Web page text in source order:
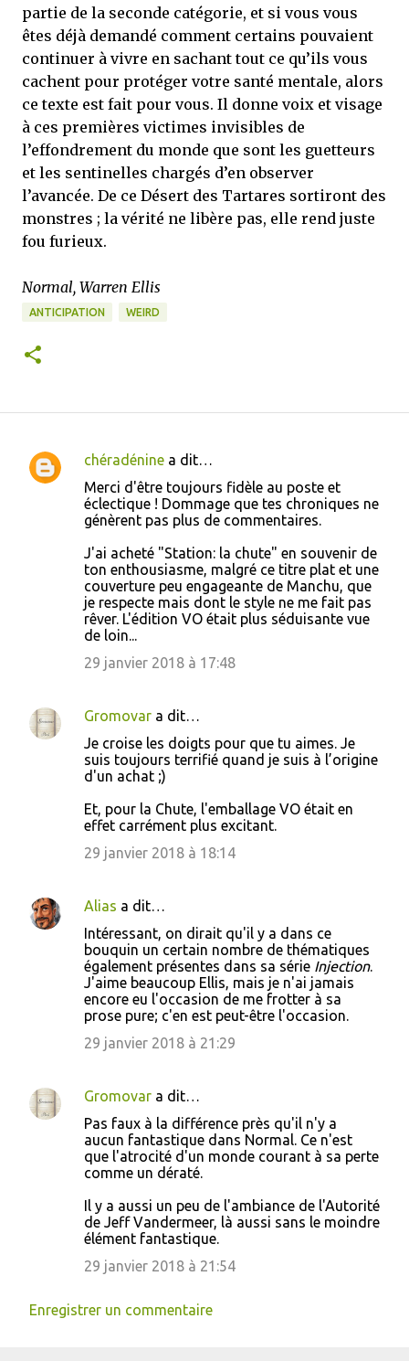
partie de la seconde catégorie, et si vous vous
êtes déjà demandé comment certains pouvaient
continuer à vivre en sachant tout ce qu’ils vous
cachent pour protéger votre santé mentale, alors
ce texte est fait pour vous. Il donne voix et visage
à ces premières victimes invisibles de
l’effondrement du monde que sont les guetteurs
et les sentinelles chargés d’en observer
l’avancée. De ce Désert des Tartares sortiront des
monstres ; la vérité ne libère pas, elle rend juste
fou furieux.
Normal, Warren Ellis
ANTICIPATION WEIRD
C
e
chéradénine a dit…
Merci d'être toujours fidèle au poste et
éclectique ! Dommage que tes chroniques ne
génèrent pas plus de commentaires.
J'ai acheté "Station: la chute" en souvenir de
ton enthousiasme, malgré ce titre plat et une
couverture peu engageante de Manchu, que
je respecte mais dont le style ne me fait pas
rêver. L'édition VO était plus séduisante vue
de loin...
29 janvier 2018 à 17:48
Gromovar a dit…
Je croise les doigts pour que tu aimes. Je
suis toujours terrifié quand je suis à l’origine
d'un achat ;)
Et, pour la Chute, l'emballage VO était en
effet carrément plus excitant.
29 janvier 2018 à 18:14
Alias a dit…
Intéressant, on dirait qu'il y a dans ce
bouquin un certain nombre de thématiques
également présentes dans sa série Injection.
J'aime beaucoup Ellis, mais je n'ai jamais
encore eu l'occasion de me frotter à sa
prose pure; c'en est peut-être l'occasion.
29 janvier 2018 à 21:29
Gromovar a dit…
Pas faux à la différence près qu'il n'y a
aucun fantastique dans Normal. Ce n'est
que l'atrocité d'un monde courant à sa perte
comme un dératé.
Il y a aussi un peu de l'ambiance de l'Autorité
de Jeff Vandermeer, là aussi sans le moindre
élément fantastique.
29 janvier 2018 à 21:54
Enregistrer un commentaire